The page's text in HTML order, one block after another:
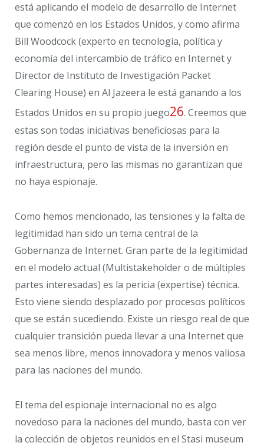
está aplicando el modelo de desarrollo de Internet
que comenzó en los Estados Unidos, y como afirma
Bill Woodcock (experto en tecnología, política y
economía del intercambio de tráfico en Internet y
Director de Instituto de Investigación Packet
Clearing House) en Al Jazeera le está ganando a los
Estados Unidos en su propio juego26. Creemos que
estas son todas iniciativas beneficiosas para la
región desde el punto de vista de la inversión en
infraestructura, pero las mismas no garantizan que
no haya espionaje.
Como hemos mencionado, las tensiones y la falta de
legitimidad han sido un tema central de la
Gobernanza de Internet. Gran parte de la legitimidad
en el modelo actual (Multistakeholder o de múltiples
partes interesadas) es la pericia (expertise) técnica.
Esto viene siendo desplazado por procesos políticos
que se están sucediendo. Existe un riesgo real de que
cualquier transición pueda llevar a una Internet que
sea menos libre, menos innovadora y menos valiosa
para las naciones del mundo.
El tema del espionaje internacional no es algo
novedoso para la naciones del mundo, basta con ver
la colección de objetos reunidos en el Stasi museum